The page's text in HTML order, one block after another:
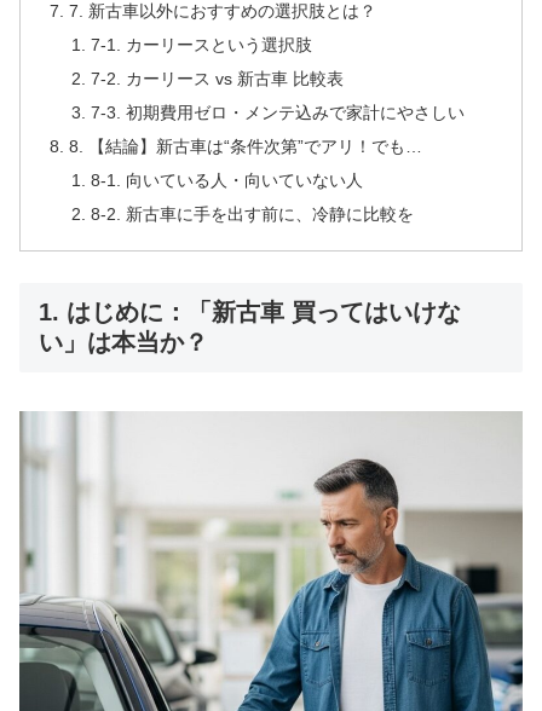
7. 新古車以外におすすめの選択肢とは？
7-1. カーリースという選択肢
7-2. カーリース vs 新古車 比較表
7-3. 初期費用ゼロ・メンテ込みで家計にやさしい
8. 【結論】新古車は“条件次第”でアリ！でも…
8-1. 向いている人・向いていない人
8-2. 新古車に手を出す前に、冷静に比較を
1. はじめに：「新古車 買ってはいけな
い」は本当か？